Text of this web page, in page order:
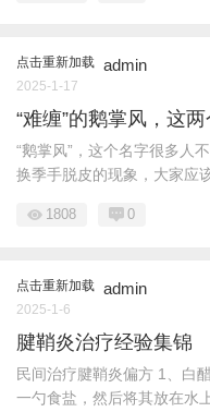
点击重新加载 admin
2025-1-17
“难缠”的鹅掌风，这
“鹅掌风”，这个名字很多人
换季手脱皮的现象，大家应
1808 0
点击重新加载 admin
2025-1-6
腱鞘炎治疗经验集锦
民间治疗腱鞘炎偏方 1、白
一勺食盐，然后将其放在水